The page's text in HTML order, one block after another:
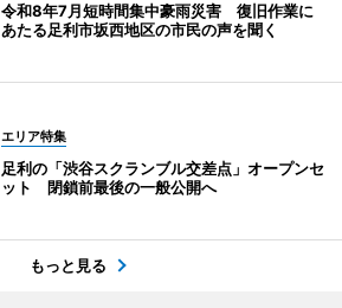
令和8年7月短時間集中豪雨災害 復旧作業に
あたる足利市坂西地区の市民の声を聞く
エリア特集
足利の「渋谷スクランブル交差点」オープンセ
ット 閉鎖前最後の一般公開へ
もっと見る